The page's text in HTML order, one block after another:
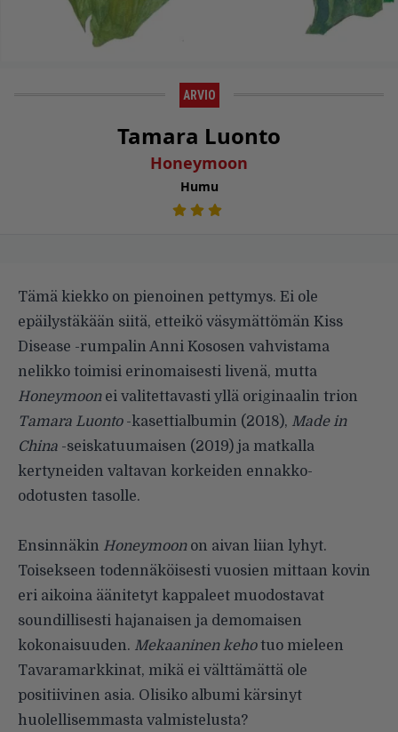
ARVIO
Tamara Luonto
Honeymoon
Humu
Tämä kiekko on pienoinen pettymys. Ei ole
epäilystäkään siitä, etteikö väsymättömän Kiss
Disease -rumpalin Anni Kososen vahvistama
nelikko toimisi erinomaisesti livenä, mutta
Honeymoonei valitettavasti yllä originaalin trion
Tamara Luonto-kasettialbumin (2018), Made in
China -seiskatuumaisen (2019) ja matkalla
kertyneiden valtavan korkeiden ennakko-
odotusten tasolle.
Ensinnäkin Honeymoonon aivan liian lyhyt.
Toisekseen todennäköisesti vuosien mittaan kovin
eri aikoina äänitetyt kappaleet muodostavat
soundillisesti hajanaisen ja demomaisen
kokonaisuuden. Mekaaninen kehotuo mieleen
Tavaramarkkinat, mikä ei välttämättä ole
positiivinen asia. Olisiko albumi kärsinyt
huolellisemmasta valmistelusta?